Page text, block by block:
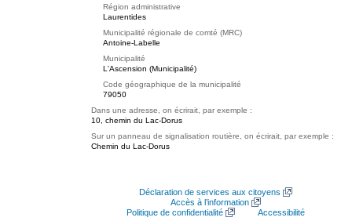
Région administrative
Laurentides
Municipalité régionale de comté (MRC)
Antoine-Labelle
Municipalité
L'Ascension (Municipalité)
Code géographique de la municipalité
79050
Dans une adresse, on écrirait, par exemple :
10, chemin du Lac-Dorus
Sur un panneau de signalisation routière, on écrirait, par exemple :
Chemin du Lac-Dorus
Déclaration de services aux citoyens
Accès à l’information
Politique de confidentialité
Accessibilité